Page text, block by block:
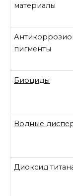
материалы
пигменты
Биоциды
Водные
Диоксид